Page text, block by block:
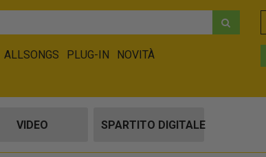
ALLSONGS PLUG-IN
NOVITÀ
VIDEO SPARTITO DIGITALE